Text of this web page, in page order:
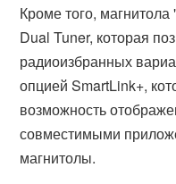
Кроме того,
Dual Tuner, которая
радиоизбранных
опцией SmartLink+,
возможность
совместимыми
магнитолы.